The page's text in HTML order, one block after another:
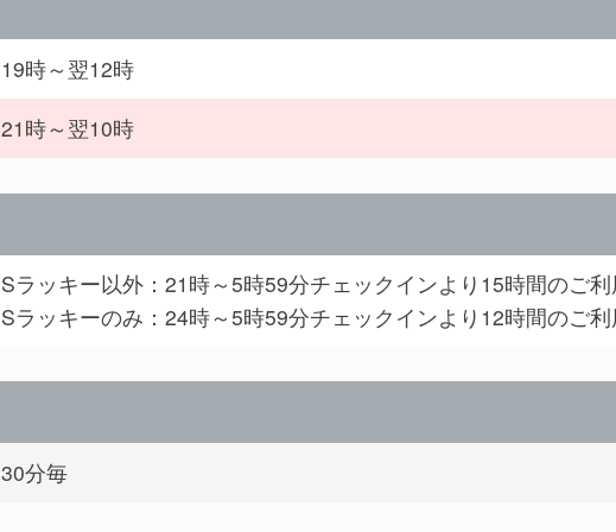
19時～翌12時
21時～翌10時
Sラッキー以外：21時～5時59分チェックインより15時間のご
Sラッキーのみ：24時～5時59分チェックインより12時間のご
30分毎